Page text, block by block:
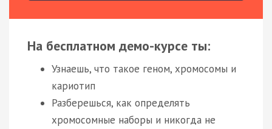
На бесплатном демо-курсе ты:
Узнаешь, что такое геном, хромосомы и
кариотип
Разберешься, как определять
хромосомные наборы и никогда не